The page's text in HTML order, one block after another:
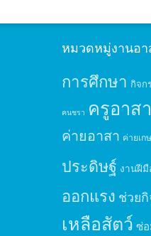
หมวดหมู่งานอา
การศึกษา กิจก
คนชรา ครูอาสา
ค่ายอาสา ค่ายเก
ประดิษฐ์ งานฝีมื
ออกแรง ช่วย
เหลือสัตว์ ซ่อ